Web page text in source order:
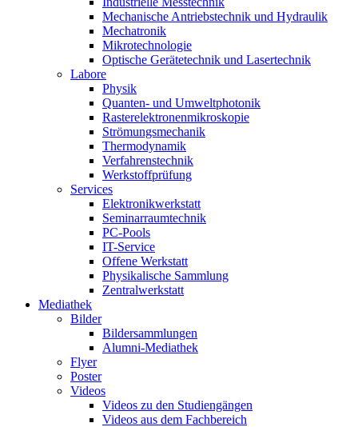
Mechanische Antriebstechnik und Hydraulik
Mechatronik
Mikrotechnologie
Optische Gerätetechnik und Lasertechnik
Labore
Physik
Quanten- und Umweltphotonik
Rasterelektronenmikroskopie
Strömungsmechanik
Thermodynamik
Verfahrenstechnik
Werkstoffprüfung
Services
Elektronikwerkstatt
Seminarraumtechnik
PC-Pools
IT-Service
Offene Werkstatt
Physikalische Sammlung
Zentralwerkstatt
Mediathek
Bilder
Bildersammlungen
Alumni-Mediathek
Flyer
Poster
Videos
Videos zu den Studiengängen
Videos aus dem Fachbereich